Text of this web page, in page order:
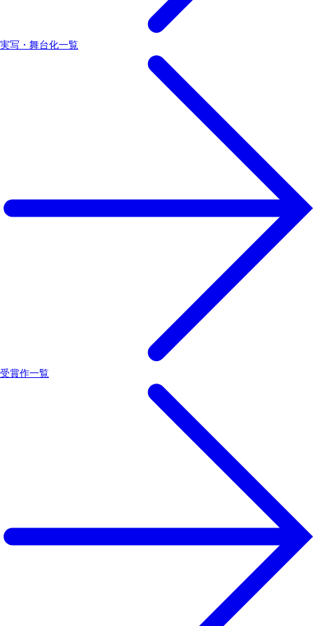
実写・舞台化一覧
受賞作一覧